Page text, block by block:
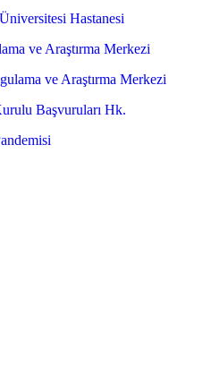
Hastanesi
ve Araştırma Merkezi
ve Araştırma Merkezi
Başvuruları Hk.